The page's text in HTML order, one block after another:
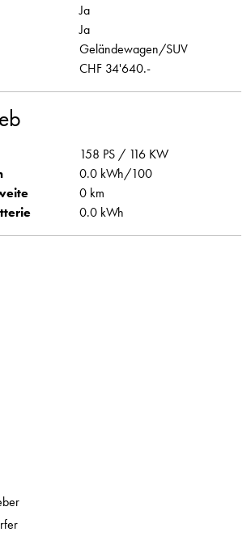
Ja
Ja
Geländewagen/SUV
CHF 34'640.-
158 PS / 116 KW
0.0 kWh/100
0 km
0.0 kWh